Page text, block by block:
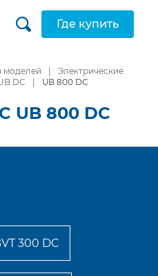
Где купить
моделей
Электрические
DC UB 800 DC
UB 800 DC
300 DC